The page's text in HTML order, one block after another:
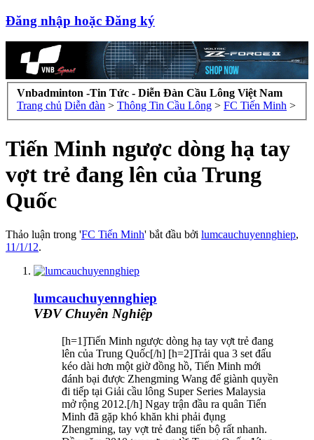
Đăng nhập hoặc Đăng ký
Vnbadminton -Tin Tức - Diễn Đàn Cầu Lông Việt Nam
Trang chủ Diễn đàn > Thông Tin Cầu Lông > FC Tiến Minh >
Tiến Minh ngược dòng hạ tay
vợt trẻ đang lên của Trung
Quốc
Thảo luận trong 'FC Tiến Minh' bắt đầu bởi lumcauchuyennghiep,
11/1/12.
lumcauchuyennghiep
VĐV Chuyên Nghiệp
[h=1]Tiến Minh ngược dòng hạ tay vợt trẻ đang
lên của Trung Quốc[/h] [h=2]Trải qua 3 set đấu
kéo dài hơn một giờ đồng hồ, Tiến Minh mới
đánh bại được Zhengming Wang để giành quyền
đi tiếp tại Giải cầu lông Super Series Malaysia
mở rộng 2012.[/h] Ngay trận đầu ra quân Tiến
Minh đã gặp khó khăn khi phải đụng
Zhengming, tay vợt trẻ đang tiến bộ rất nhanh.